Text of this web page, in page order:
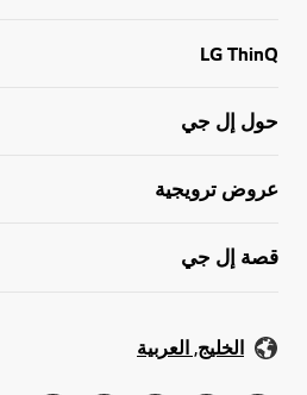
LG ThinQ
حول إل جي
عروض ترويجية
قصة إل جي
الخليج, العربية